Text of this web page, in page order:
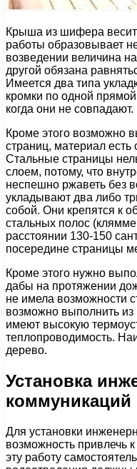
Крыша из шифера весит
работы образовывает
возведении величина
другой обязана
Имеется два типа
кромки по одной
когда они не совпадают.
Кроме этого возможно
страниц, материал
Стальные страницы
слоем, потому, что
неспешно ржаветь без
укладывают два либо
собой. Они крепятся к
стальных полос
расстоянии 130-150
посередине страницы
Кроме этого нужно
дабы на протяжении
не имела возможности
возможно выполнить
имеют высокую
теплопроводимость.
дерево.
Установка
коммуникаций
Для установки
возможность привлечь
эту работу